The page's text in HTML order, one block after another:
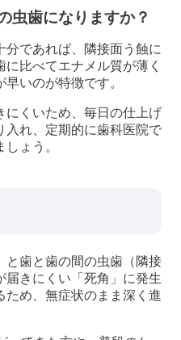
虫歯になりますか？
分であれば、隣接面う蝕に
比べてエナメル質が薄く
いのが特徴です。
にくいため、毎日の仕上げ
入れ、定期的に歯科医院で
ょう。
と歯と歯の間の虫歯（隣接
届きにくい「死角」に発生
ため、無症状のまま深く進